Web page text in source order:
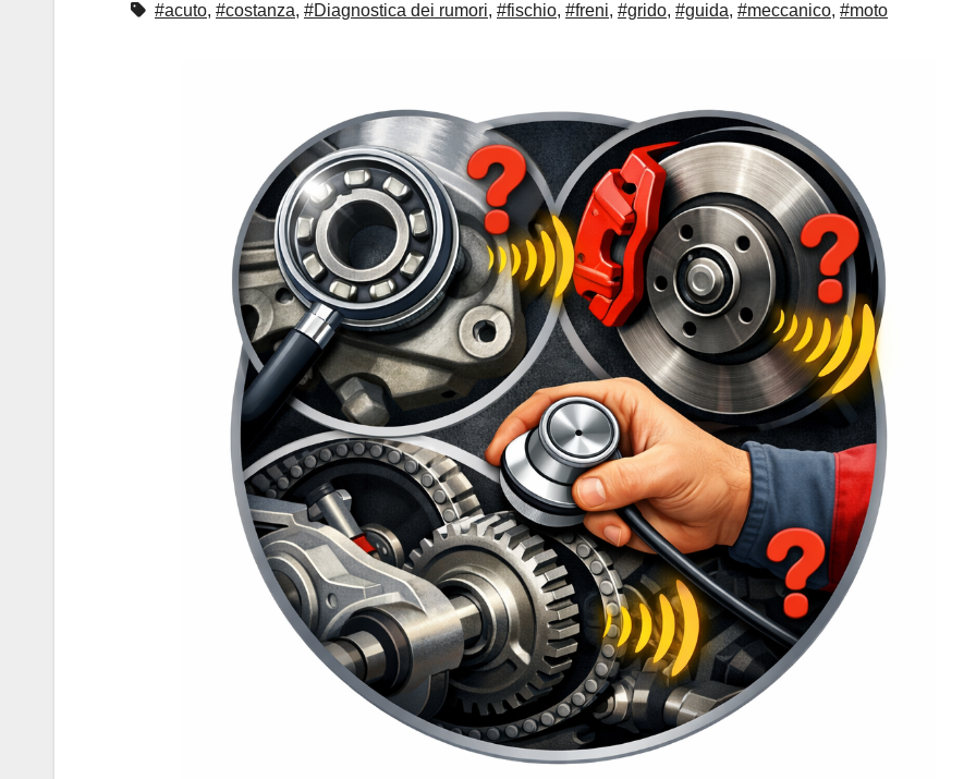
#acuto, #costanza, #Diagnostica dei rumori, #fischio, #freni, #grido, #guida, #meccanico, #moto